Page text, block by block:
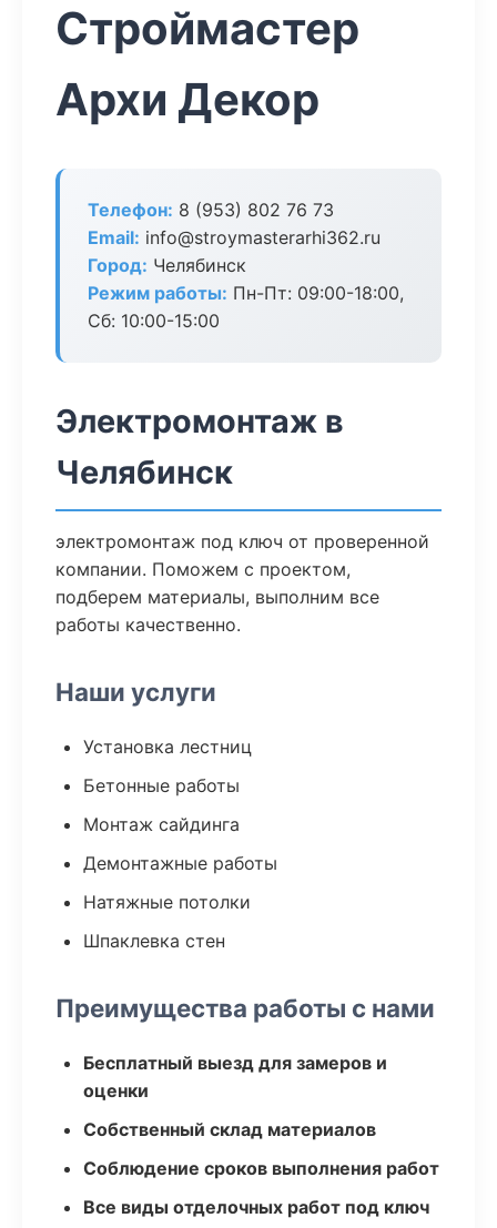
Строймастер
Архи Декор
Телефон: 8 (953) 802 76 73
Email: info@stroymasterarhi362.ru
Город: Челябинск
Режим работы: Пн-Пт: 09:00-18:00,
Сб: 10:00-15:00
Электромонтаж в
Челябинск
электромонтаж под ключ от проверенной
компании. Поможем с проектом,
подберем материалы, выполним все
работы качественно.
Наши услуги
Установка лестниц
Бетонные работы
Монтаж сайдинга
Демонтажные работы
Натяжные потолки
Шпаклевка стен
Преимущества работы с нами
Бесплатный выезд для замеров и
оценки
Собственный склад материалов
Соблюдение сроков выполнения работ
Все виды отделочных работ под ключ